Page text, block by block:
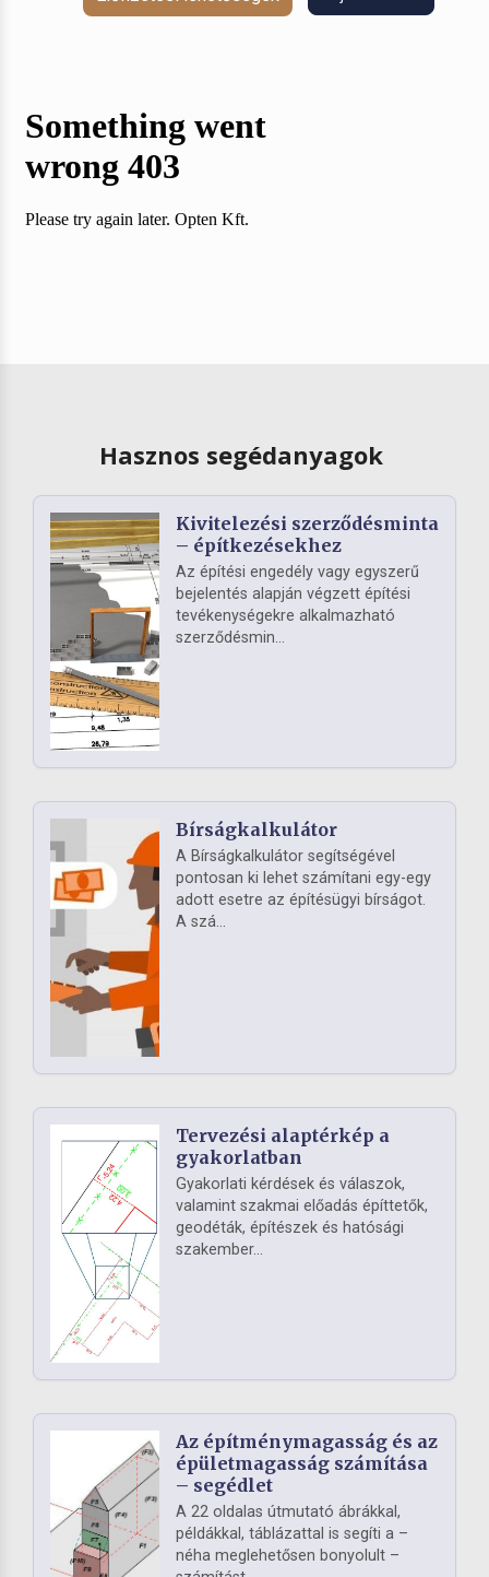
Hasznos segédanyagok
Kivitelezési szerződésminta
– építkezésekhez
Az építési engedély vagy egyszerű
bejelentés alapján végzett építési
tevékenységekre alkalmazható
szerződésmin...
Bírságkalkulátor
A Bírságkalkulátor segítségével
pontosan ki lehet számítani egy-egy
adott esetre az építésügyi bírságot.
A szá...
Tervezési alaptérkép a
gyakorlatban
Gyakorlati kérdések és válaszok,
valamint szakmai előadás építtetők,
geodéták, építészek és hatósági
szakember...
Az építménymagasság és az
épületmagasság számítása
– segédlet
A 22 oldalas útmutató ábrákkal,
példákkal, táblázattal is segíti a –
néha meglehetősen bonyolult –